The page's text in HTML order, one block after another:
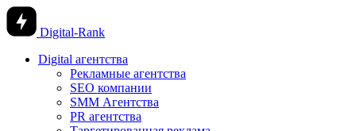
Digital-Rank
Digital агентства
Рекламные агентства
SEO компании
SMM Агентства
PR агентства